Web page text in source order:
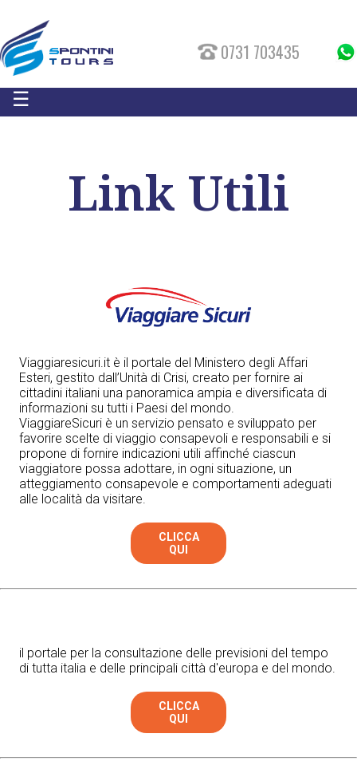
0731 703435
☰
Link Utili
Viaggiaresicuri.it è il portale del Ministero degli Affari
Esteri, gestito dall’Unità di Crisi, creato per fornire ai
cittadini italiani una panoramica ampia e diversificata di
informazioni su tutti i Paesi del mondo.
ViaggiareSicuri è un servizio pensato e sviluppato per
favorire scelte di viaggio consapevoli e responsabili e si
propone di fornire indicazioni utili affinché ciascun
viaggiatore possa adottare, in ogni situazione, un
atteggiamento consapevole e comportamenti adeguati
alle località da visitare.
CLICCA
QUI
il portale per la consultazione delle previsioni del tempo
di tutta italia e delle principali città d'europa e del mondo.
CLICCA
QUI